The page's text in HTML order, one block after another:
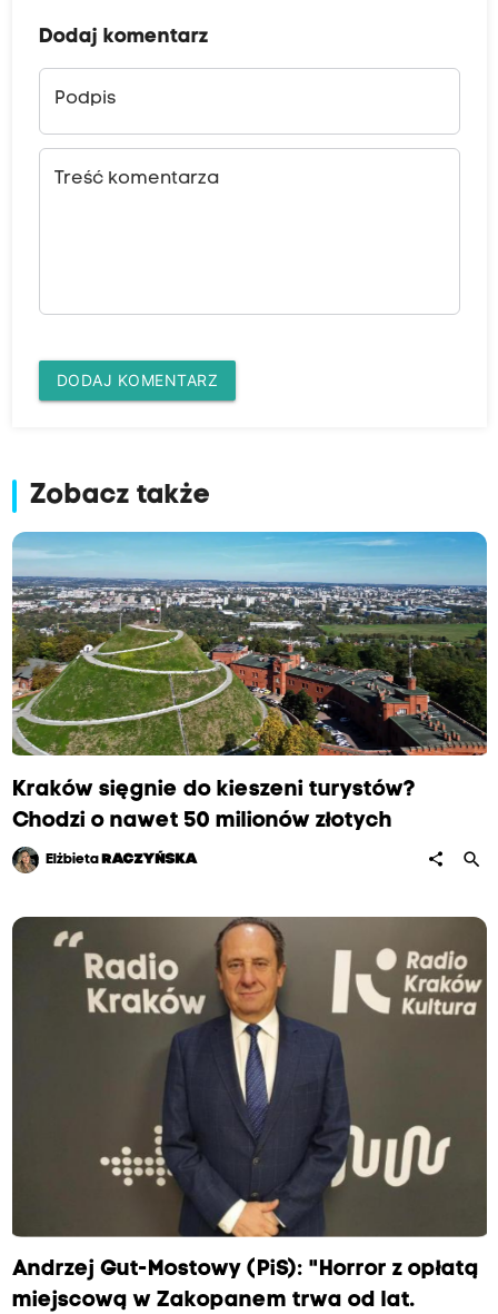
Dodaj komentarz
Podpis
Treść komentarza
DODAJ KOMENTARZ
Zobacz także
Kraków sięgnie do kieszeni turystów?
Chodzi o nawet 50 milionów złotych
Elżbieta RACZYŃSKA share search
Andrzej Gut-Mostowy (PiS): "Horror z opłatą
miejscową w Zakopanem trwa od lat.